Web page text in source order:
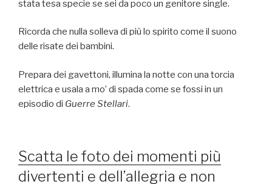
stata tesa specie se sei da poco un genitore single.
Ricorda che nulla solleva di più lo spirito come il suono
delle risate dei bambini.
Prepara dei gavettoni, illumina la notte con una torcia
elettrica e usala a mo’ di spada come se fossi in un
episodio di Guerre Stellari.
Scatta le foto dei momenti più
divertenti e dell’allegria e non